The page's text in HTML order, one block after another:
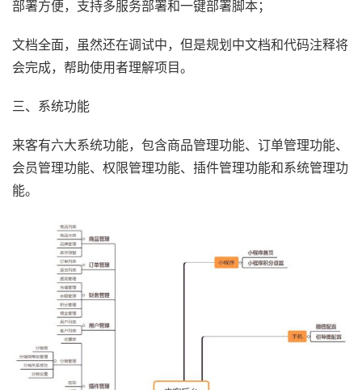
部署方便，支持多服务部署和一键部署脚本；
文档全面，虽然还在调试中，但是规划中文档和代码注释将
会完成，帮助使用者理解项目。
三、系统功能
来客有六大系统功能，包含商品管理功能、订单管理功能、
会员管理功能、权限管理功能、插件管理功能和系统管理功
能。